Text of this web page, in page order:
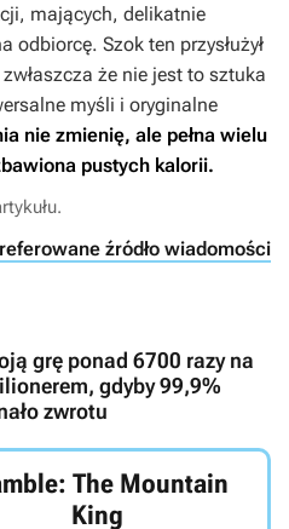
mających, delikatnie
odbiorcę. Szok ten przysłużył
że nie jest to sztuka
myśli i oryginalne
nie zmienię, ale pełna wielu
pustych kalorii.
źródło wiadomości
grę ponad 6700 razy na
gdyby 99,9%
zwrotu
The Mountain
King